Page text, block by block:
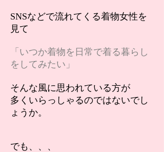
SNSなどで流れてくる着物女性を
見て
「いつか着物を日常で着る暮らし
をしてみたい」
​そんな風に思われている方が
多くいらっしゃるのではないでし
ょうか。
でも、、、